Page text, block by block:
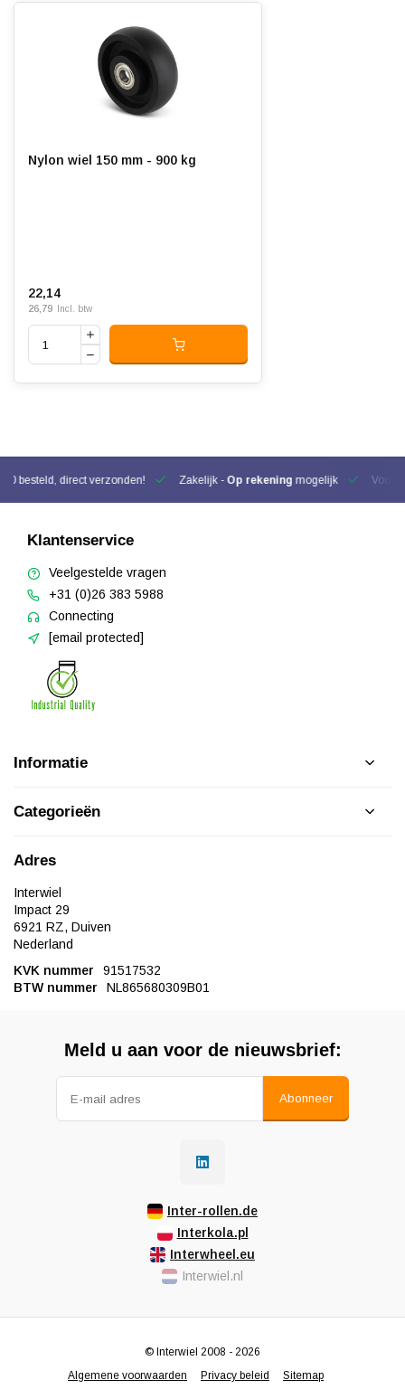
Nylon wiel 150 mm - 900 kg
22,14
26,79 Incl. btw
besteld, direct verzonden! Zakelijk - Op rekening mogelijk Voor
Klantenservice
Veelgestelde vragen
+31 (0)26 383 5988
Connecting
[email protected]
Informatie
Categorieën
Adres
Interwiel
Impact 29
6921 RZ, Duiven
Nederland
KVK nummer
91517532
BTW nummer
NL865680309B01
Meld u aan voor de nieuwsbrief:
Abonneer
Inter-rollen.de
Interkola.pl
Interwheel.eu
Interwiel.nl
Algemene voorwaarden Privacy beleid Sitemap
© Interwiel 2008 - 2026